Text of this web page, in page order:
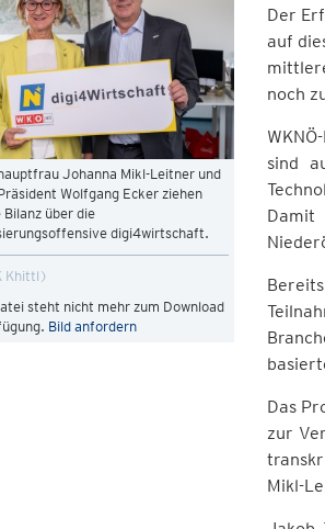
Johanna Mikl-Leitner und
Wolfgang Ecker ziehen
Bilanz über die
digi4wirtschaft.
Khittl
steht nicht mehr zum Download
Bild anfordern
Der
auf
noch
sind
Das
zur
Mikl-